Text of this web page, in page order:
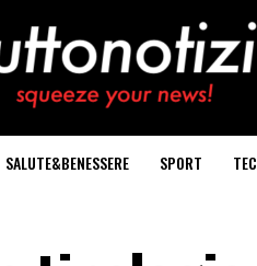
SALUTE&BENESSERE SPORT